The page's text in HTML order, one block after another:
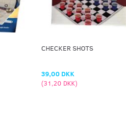
CHECKER SHOTS
39,00 DKK
(31,20 DKK)